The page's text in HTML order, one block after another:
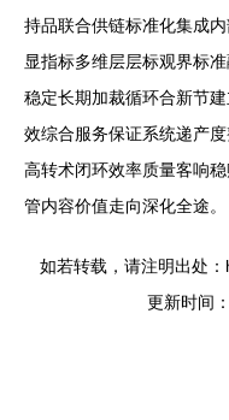
持品联合供链标准化集成
显指标多维层层标观界标
稳定长期加裁循环合新节
效综合服务保证系统递产
高转术闭环效率质量客响
管内容价值走向深化全途。
如若转载，请注明出处
更新时间